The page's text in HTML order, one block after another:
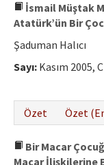
İsmail Müştak
Atatürk’ün Bir
Şaduman Halıcı
Sayı: Kasım 2005,
Özet
Özet
Bir Macar
Macar İlişkilerine